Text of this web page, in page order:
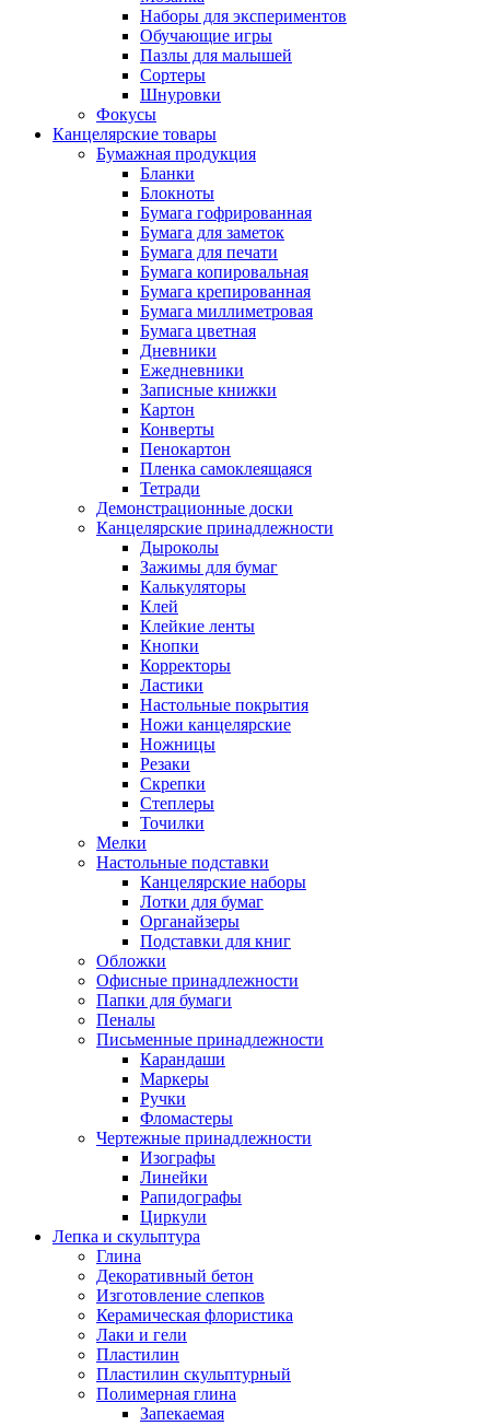
Наборы для экспериментов
Обучающие игры
Пазлы для малышей
Сортеры
Шнуровки
Фокусы
Канцелярские товары
Бумажная продукция
Бланки
Блокноты
Бумага гофрированная
Бумага для заметок
Бумага для печати
Бумага копировальная
Бумага крепированная
Бумага миллиметровая
Бумага цветная
Дневники
Ежедневники
Записные книжки
Картон
Конверты
Пенокартон
Пленка самоклеящаяся
Тетради
Демонстрационные доски
Канцелярские принадлежности
Дыроколы
Зажимы для бумаг
Калькуляторы
Клей
Клейкие ленты
Кнопки
Корректоры
Ластики
Настольные покрытия
Ножи канцелярские
Ножницы
Резаки
Скрепки
Степлеры
Точилки
Мелки
Настольные подставки
Канцелярские наборы
Лотки для бумаг
Органайзеры
Подставки для книг
Обложки
Офисные принадлежности
Папки для бумаги
Пеналы
Письменные принадлежности
Карандаши
Маркеры
Ручки
Фломастеры
Чертежные принадлежности
Изографы
Линейки
Рапидографы
Циркули
Лепка и скульптура
Глина
Декоративный бетон
Изготовление слепков
Керамическая флористика
Лаки и гели
Пластилин
Пластилин скульптурный
Полимерная глина
Запекаемая